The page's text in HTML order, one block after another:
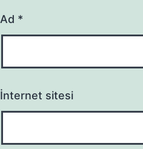
Ad *
İnternet sitesi